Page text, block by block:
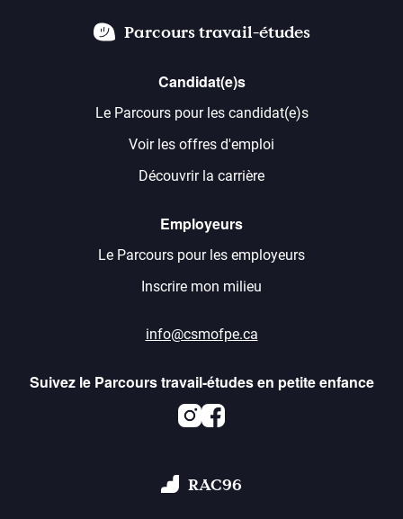
Parcours travail-études
Candidat(e)s
Le Parcours pour les candidat(e)s
Voir les offres d'emploi
Découvrir la carrière
Employeurs
Le Parcours pour les employeurs
Inscrire mon milieu
info@csmofpe.ca
Suivez le Parcours travail-études en petite enfance
Instagram
Facebook
RAC96